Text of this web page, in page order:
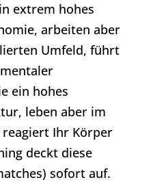
extrem hohes
arbeiten aber
Umfeld, führt
ein hohes
leben aber im
reagiert Ihr Körper
deckt diese
sofort auf.